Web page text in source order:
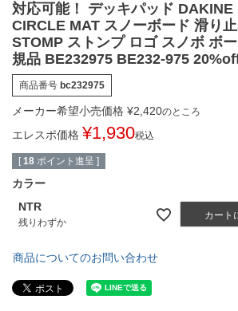
対応可能！ デッキパッド DAKINE
CIRCLE MAT スノーボード 滑り
STOMP ストンプ ロゴ スノボ ボ
規品 BE232975 BE232-975
商品番号 bc232975
メーカー希望小売価格 ¥2,420のところ
エレスポ価格 ¥1,930税込
[ 18 ポイント進呈 ]
カラー
NTR
残りわずか
カート
商品についてのお問い合わせ